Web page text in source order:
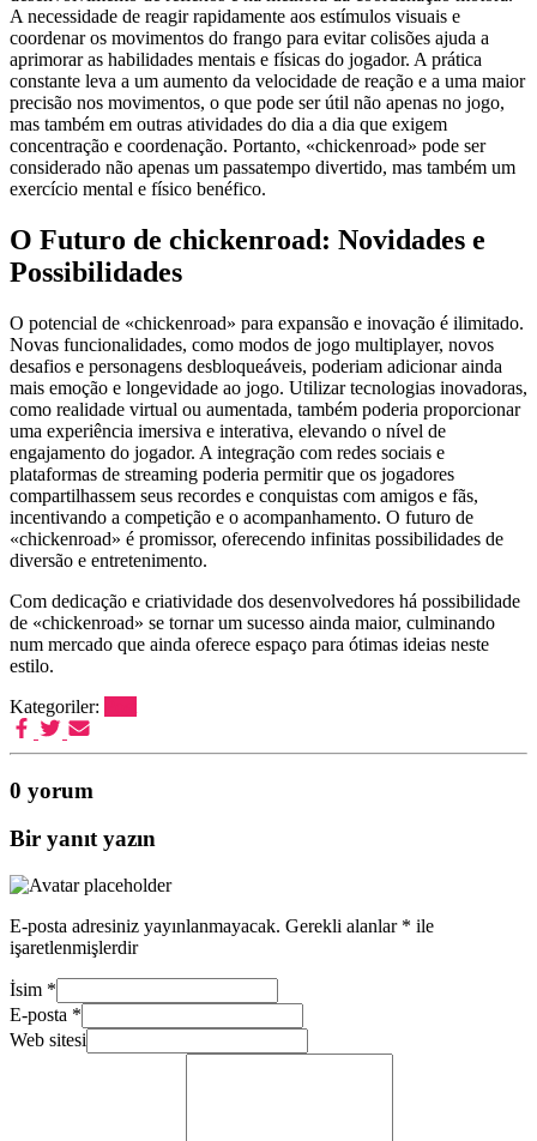
A necessidade de reagir rapidamente aos estímulos visuais e
coordenar os movimentos do frango para evitar colisões ajuda a
aprimorar as habilidades mentais e físicas do jogador. A prática
constante leva a um aumento da velocidade de reação e a uma maior
precisão nos movimentos, o que pode ser útil não apenas no jogo,
mas também em outras atividades do dia a dia que exigem
concentração e coordenação. Portanto, «chickenroad» pode ser
considerado não apenas um passatempo divertido, mas também um
exercício mental e físico benéfico.
O Futuro de chickenroad: Novidades e
Possibilidades
O potencial de «chickenroad» para expansão e inovação é ilimitado.
Novas funcionalidades, como modos de jogo multiplayer, novos
desafios e personagens desbloqueáveis, poderiam adicionar ainda
mais emoção e longevidade ao jogo. Utilizar tecnologias inovadoras,
como realidade virtual ou aumentada, também poderia proporcionar
uma experiência imersiva e interativa, elevando o nível de
engajamento do jogador. A integração com redes sociais e
plataformas de streaming poderia permitir que os jogadores
compartilhassem seus recordes e conquistas com amigos e fãs,
incentivando a competição e o acompanhamento. O futuro de
«chickenroad» é promissor, oferecendo infinitas possibilidades de
diversão e entretenimento.
Com dedicação e criatividade dos desenvolvedores há possibilidade
de «chickenroad» se tornar um sucesso ainda maior, culminando
num mercado que ainda oferece espaço para ótimas ideias neste
estilo.
Kategoriler:
0 yorum
Bir yanıt yazın
E-posta adresiniz yayınlanmayacak. Gerekli alanlar * ile
işaretlenmişlerdir
İsim *
E-posta *
Web sitesi